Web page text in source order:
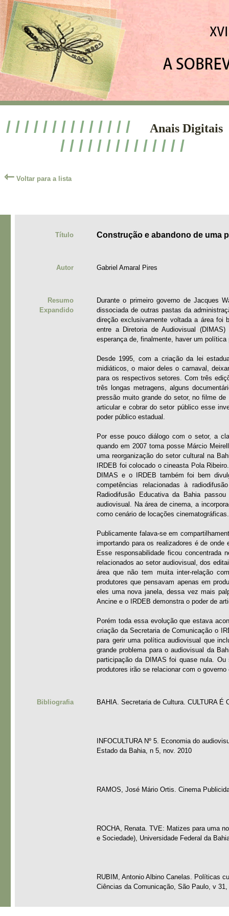
/ / / / / / / / / / / / / / Anais Digitais
/ / / / / / / / / / / / / /
⇽ Voltar para a lista
Título Construção e abandono de uma
Autor Gabriel Amaral Pires
Resumo
Expandido
Durante o primeiro governo de Jacques
dissociada de outras pastas da
direção exclusivamente voltada a área foi
entre a Diretoria de Audiovisual
esperança de, finalmente, haver um política
Desde 1995, com a criação da lei
midiáticos, o maior deles o carnaval,
para os respectivos setores. Com três
três longas metragens, alguns
pressão muito grande do setor, no filme
articular e cobrar do setor público esse
poder público estadual.
Por esse pouco diálogo com o setor, a
quando em 2007 toma posse Márcio
uma reorganização do setor cultural na
IRDEB foi colocado o cineasta Pola
DIMAS e o IRDEB também foi bem
competências relacionadas à
Radiodifusão Educativa da Bahia
audiovisual. Na área de cinema, a
como cenário de locações
Publicamente falava-se em
importando para os realizadores é de
Esse responsabilidade ficou
relacionados ao setor audiovisual, dos
área que não tem muita inter-relação
produtores que pensavam apenas em
eles uma nova janela, dessa vez mais
Ancine e o IRDEB demonstra o poder de
Porém toda essa evolução que estava
criação da Secretaria de Comunicação o
para gerir uma política audiovisual que
grande problema para o audiovisual da
participação da DIMAS foi quase nula.
produtores irão se relacionar com o governo
Bibliografia BAHIA. Secretaria de Cultura. CULTURA É
INFOCULTURA Nº 5. Economia do
Estado da Bahia, n 5, nov. 2010
RAMOS, José Mário Ortis. Cinema
ROCHA, Renata. TVE: Matizes para uma
e Sociedade), Universidade Federal da
RUBIM, Antonio Albino Canelas. Políticas
Ciências da Comunicação, São Paulo, v